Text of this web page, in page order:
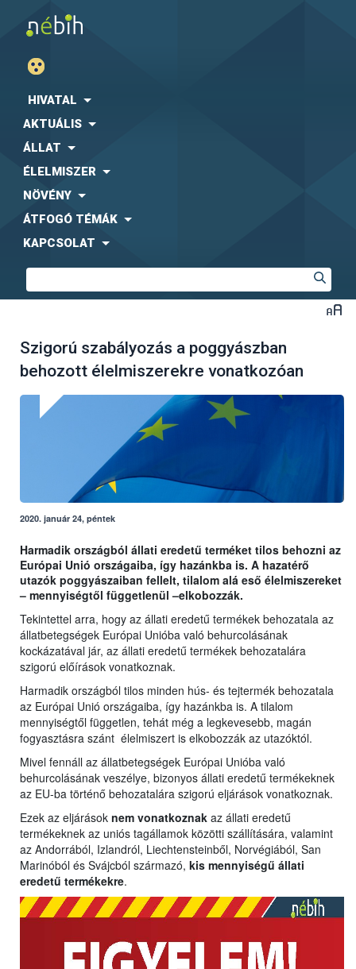
HIVATAL
AKTUÁLIS
ÁLLAT
ÉLELMISZER
NÖVÉNY
ÁTFOGÓ TÉMÁK
KAPCSOLAT
Szigorú szabályozás a poggyászban
behozott élelmiszerekre vonatkozóan
2020. január 24, péntek
Harmadik országból állati eredetű terméket tilos behozni az
Európai Unió országaiba, így hazánkba is. A hazatérő
utazók poggyászaiban fellelt, tilalom alá eső élelmiszereket
– mennyiségtől függetlenül –elkobozzák.
Tekintettel arra, hogy az állati eredetű termékek behozatala az
állatbetegségek Európai Unióba való behurcolásának
kockázatával jár, az állati eredetű termékek behozatalára
szigorú előírások vonatkoznak.
Harmadik országból tilos minden hús- és tejtermék behozatala
az Európai Unió országaiba, így hazánkba is. A tilalom
mennyiségtől független, tehát még a legkevesebb, magán
fogyasztásra szánt élelmiszert is elkobozzák az utazóktól.
Mivel fennáll az állatbetegségek Európai Unióba való
behurcolásának veszélye, bizonyos állati eredetű termékeknek
az EU-ba történő behozatalára szigorú eljárások vonatkoznak.
Ezek az eljárások nem vonatkoznak az állati eredetű
termékeknek az uniós tagállamok közötti szállítására, valamint
az Andorrából, Izlandról, Liechtensteinből, Norvégiából, San
Marinóból és Svájcból származó, kis mennyiségű állati
eredetű termékekre.